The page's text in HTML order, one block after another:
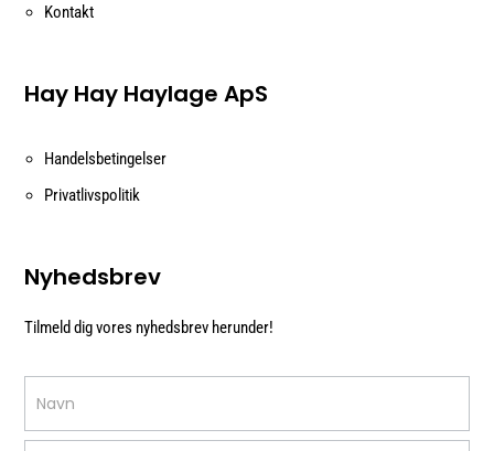
Kontakt
Hay Hay Haylage ApS
Handelsbetingelser
Privatlivspolitik
Nyhedsbrev
Tilmeld dig vores nyhedsbrev herunder!